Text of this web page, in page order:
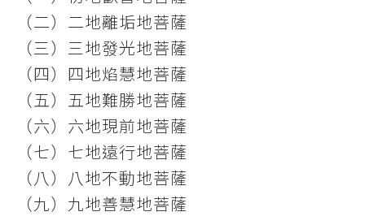
（二）二地離垢地菩薩
（三）三地發光地菩薩
（四）四地焰慧地菩薩
（五）五地難勝地菩薩
（六）六地現前地菩薩
（七）七地遠行地菩薩
（八）八地不動地菩薩
（九）九地善慧地菩薩